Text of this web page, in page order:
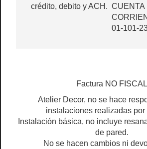
crédito, debito y ACH. CUENTA
01-101-
Factura NO FISCAL
Atelier Decor, no se hace
instalaciones realizadas por
Instalación básica, no incluye
de pared.
No se hacen cambios ni